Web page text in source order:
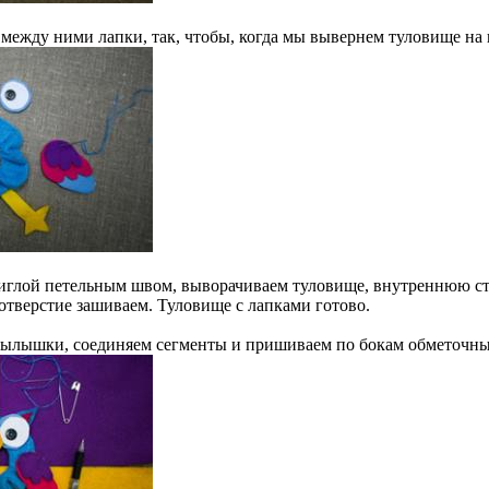
ними лапки, так, чтобы, когда мы вывернем туловище на
петельным швом, выворачиваем туловище, внутреннюю
зашиваем. Туловище с лапками готово.
соединяем сегменты и пришиваем по бокам